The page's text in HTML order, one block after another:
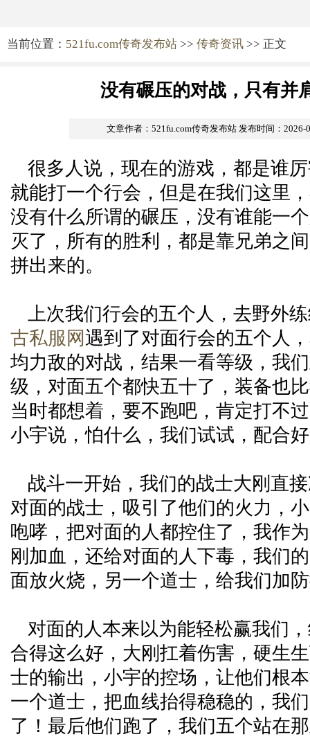
当前位置： 521fu.com传奇发布站 >> 传奇资讯 >> 正文
没有碾压的对战，只有并
文章作者：521fu.com传奇发布站 发布时间：2026-
很多人说，现在的游戏，都是谁
就能打一个行会，但是在我们这里
没有什么所谓的碾压，没有谁能一
灭了，所有的胜利，都是靠兄弟之
拼出来的。
上次我们行会的五个人，去野外
古私服网遇到了对面行会的五个人
均力敌的对战，结果一看等级，我
级，对面五个都快五十了，装备也
当时都想着，要不跑吧，肯定打不
小宇说，怕什么，我们试试，配合
战斗一开始，我们的战士大刚直
对面的战士，吸引了他们的火力，
咆哮，把对面的人都控住了，我作
刚加血，还给对面的人下毒，我们
面放火烧，另一个道士，给我们加
对面的人本来以为能轻松赢我们
合得这么好，大刚扛着伤害，硬生
士的输出，小宇的控场，让他们根
一个道士，把血线抬得稳稳的，我
了！最后他们跑了，我们五个站在